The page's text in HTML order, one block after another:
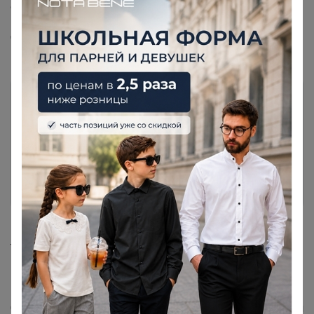
отследить его историю в вашей корзине по статусу
вашего заказа (статус заказа это: "новый заказ",
"включено в счет", "в центре раздач" и т.п.). По ссылке
инструкция,что такое статус заказа.
"Сортировка" — ваш заказ поступил к продавцу и в
течение ближайших дней будет отправлен в Центр
Раздач или в Сортировочный центр.
"Сортировочный ЦР"— Ваш заказ прибыл в
Сортировочный центр и ожидает отправки. Курьерская